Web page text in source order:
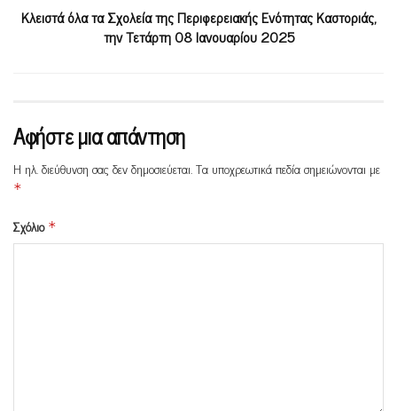
Κλειστά όλα τα Σχολεία της Περιφερειακής Ενότητας Καστοριάς,
την Τετάρτη 08 Ιανουαρίου 2025
Αφήστε μια απάντηση
Η ηλ. διεύθυνση σας δεν δημοσιεύεται.Τα υποχρεωτικά πεδία σημειώνονται με
*
Σχόλιο *